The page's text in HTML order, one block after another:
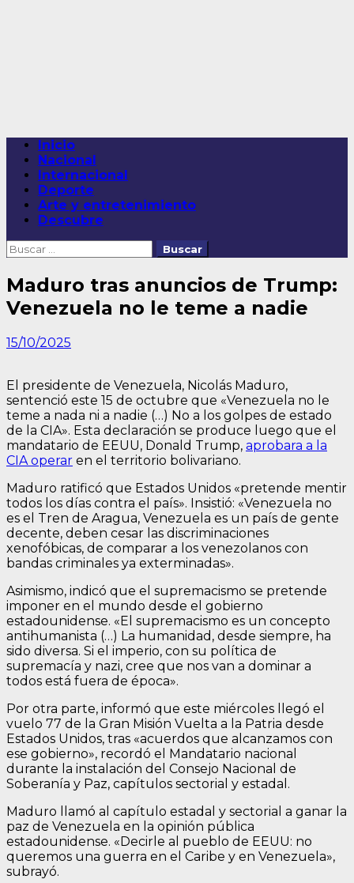
Menú
principal
Inicio
Nacional
Internacional
Deporte
Arte y entretenimiento
Descubre
Buscar:
Maduro tras anuncios de Trump:
Venezuela no le teme a nadie
15/10/2025
El presidente de Venezuela, Nicolás Maduro,
sentenció este 15 de octubre que «Venezuela no le
teme a nada ni a nadie (…) No a los golpes de estado
de la CIA». Esta declaración se produce luego que el
mandatario de EEUU, Donald Trump, aprobara a la
CIA operar en el territorio bolivariano.
Maduro ratificó que Estados Unidos «pretende mentir
todos los días contra el país». Insistió: «Venezuela no
es el Tren de Aragua, Venezuela es un país de gente
decente, deben cesar las discriminaciones
xenofóbicas, de comparar a los venezolanos con
bandas criminales ya exterminadas».
Asimismo, indicó que el supremacismo se pretende
imponer en el mundo desde el gobierno
estadounidense. «El supremacismo es un concepto
antihumanista (…) La humanidad, desde siempre, ha
sido diversa. Si el imperio, con su política de
supremacía y nazi, cree que nos van a dominar a
todos está fuera de época».
Por otra parte, informó que este miércoles llegó el
vuelo 77 de la Gran Misión Vuelta a la Patria desde
Estados Unidos, tras «acuerdos que alcanzamos con
ese gobierno», recordó el Mandatario nacional
durante la instalación del Consejo Nacional de
Soberanía y Paz, capítulos sectorial y estadal.
Maduro llamó al capítulo estadal y sectorial a ganar la
paz de Venezuela en la opinión pública
estadounidense. «Decirle al pueblo de EEUU: no
queremos una guerra en el Caribe y en Venezuela»,
subrayó.